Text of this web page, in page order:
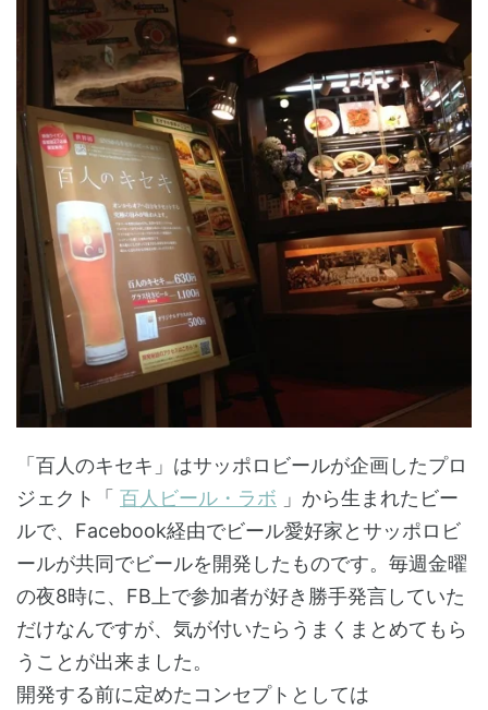
「百人のキセキ」はサッポロビールが企画したプロ
ジェクト「 百人ビール・ラボ 」から生まれたビー
ルで、Facebook経由でビール愛好家とサッポロビ
ールが共同でビールを開発したものです。毎週金曜
の夜8時に、FB上で参加者が好き勝手発言していた
だけなんですが、気が付いたらうまくまとめてもら
うことが出来ました。
開発する前に定めたコンセプトとしては